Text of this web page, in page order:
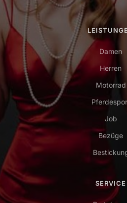
Damen
Herren
Motorrad
Job
Bezüge
SERVICE